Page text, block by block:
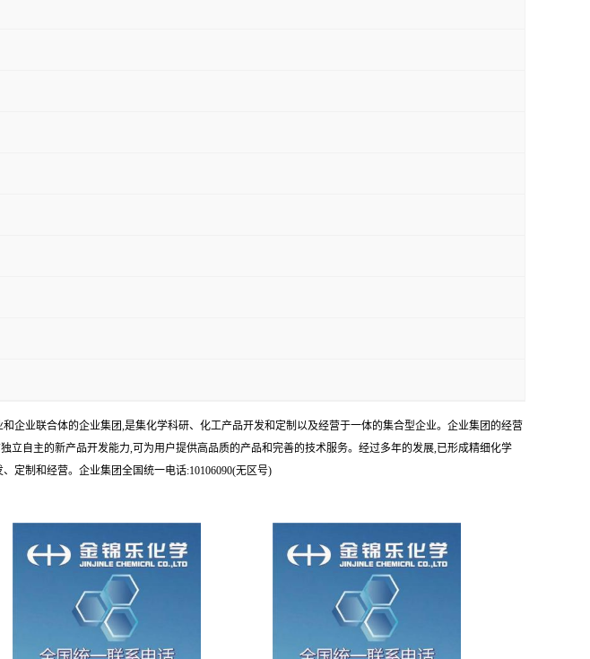
企业联合体的企业集团,是集化学科研、化工产品开发和定制以及经营于一体的集合型企业。企业集团的经营
自主的新产品开发能力,可为用户提供高品质的产品和完善的技术服务。经过多年的发展,已形成精细化学
定制和经营。企业集团全国统一电话:10106090(无区号)